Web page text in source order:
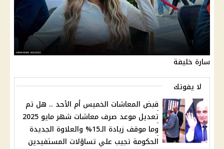
سارة خليفة
لا يفوتك
قبض المعاشات الخميس أم الأحد .. هل تم
تعديل موعد صرف معاشات شهر مايو 2025
وما موقف زيادة الـ15% والعلاوة الجديدة
الحكومة تجيب علي تساؤلات المستفيدين